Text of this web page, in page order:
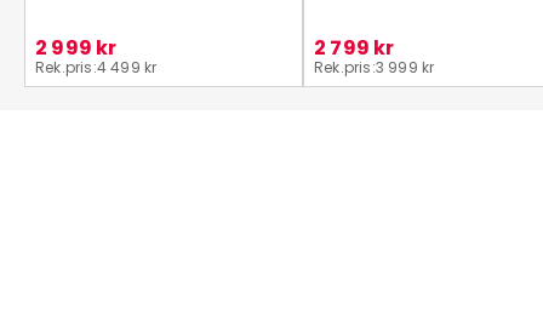
Rek.pris:4 499 kr
2 999 kr
Rek.pris:3 999 kr
2 799 kr